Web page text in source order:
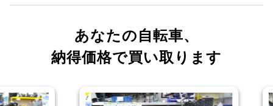
あなたの自転車、
納得価格で買い取ります